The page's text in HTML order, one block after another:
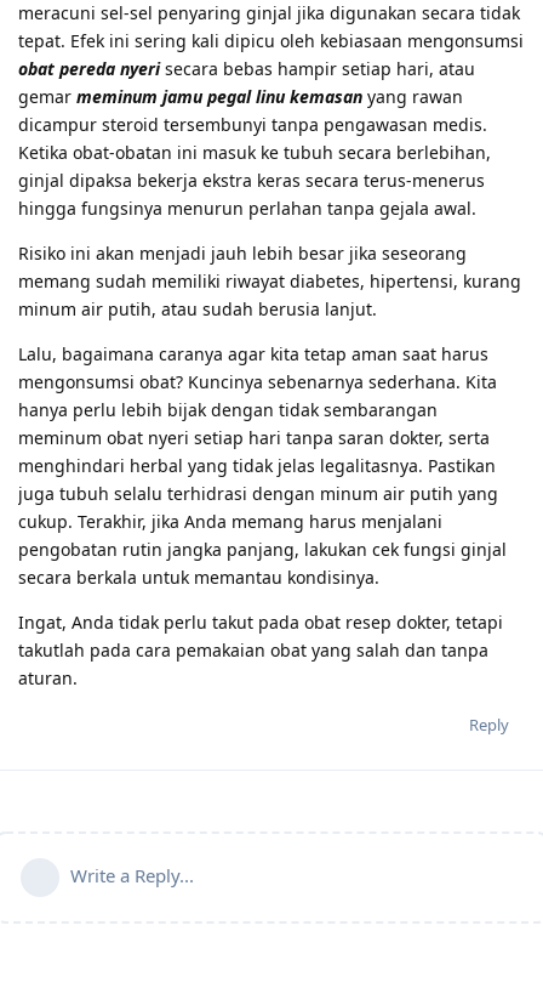
meracuni sel-sel penyaring ginjal jika digunakan secara tidak
tepat. Efek ini sering kali dipicu oleh kebiasaan mengonsumsi
obat pereda nyerisecara bebas hampir setiap hari, atau
gemar meminum jamu pegal linu kemasan yang rawan
dicampur steroid tersembunyi tanpa pengawasan medis.
Ketika obat-obatan ini masuk ke tubuh secara berlebihan,
ginjal dipaksa bekerja ekstra keras secara terus-menerus
hingga fungsinya menurun perlahan tanpa gejala awal.
Risiko ini akan menjadi jauh lebih besar jika seseorang
memang sudah memiliki riwayat diabetes, hipertensi, kurang
minum air putih, atau sudah berusia lanjut.
Lalu, bagaimana caranya agar kita tetap aman saat harus
mengonsumsi obat? Kuncinya sebenarnya sederhana. Kita
hanya perlu lebih bijak dengan tidak sembarangan
meminum obat nyeri setiap hari tanpa saran dokter, serta
menghindari herbal yang tidak jelas legalitasnya. Pastikan
juga tubuh selalu terhidrasi dengan minum air putih yang
cukup. Terakhir, jika Anda memang harus menjalani
pengobatan rutin jangka panjang, lakukan cek fungsi ginjal
secara berkala untuk memantau kondisinya.
Ingat, Anda tidak perlu takut pada obat resep dokter, tetapi
takutlah pada cara pemakaian obat yang salah dan tanpa
aturan.
Reply
Write a Reply...